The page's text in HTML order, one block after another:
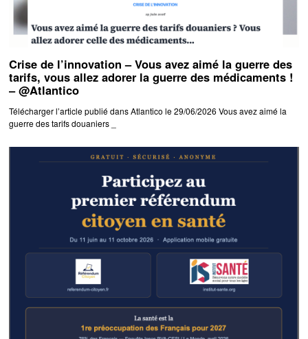
Crise de l’innovation – Vous avez aimé la guerre des
tarifs, vous allez adorer la guerre des médicaments !
– @Atlantico
Télécharger l’article publié dans Atlantico le 29/06/2026 Vous avez aimé la
guerre des tarifs douaniers _